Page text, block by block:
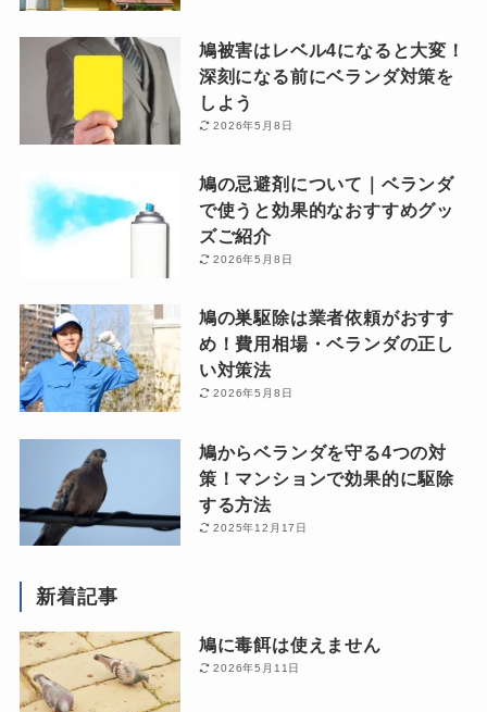
鳩被害はレベル4になると大変！
深刻になる前にベランダ対策を
しよう
2026年5月8日
鳩の忌避剤について｜ベランダ
で使うと効果的なおすすめグッ
ズご紹介
2026年5月8日
鳩の巣駆除は業者依頼がおすす
め！費用相場・ベランダの正し
い対策法
2026年5月8日
鳩からベランダを守る4つの対
策！マンションで効果的に駆除
する方法
2025年12月17日
新着記事
鳩に毒餌は使えません
2026年5月11日